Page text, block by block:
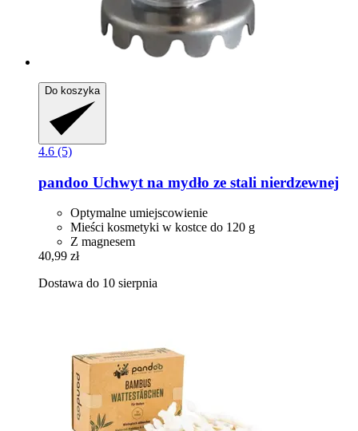
Do koszyka
4.6 (5)
pandoo Uchwyt na mydło ze stali nierdzewnej
Optymalne umiejscowienie
Mieści kosmetyki w kostce do 120 g
Z magnesem
40,99 zł
Dostawa do 10 sierpnia